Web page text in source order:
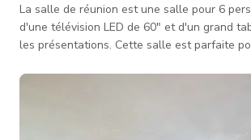
La salle de réunion est une salle pour 6
d'une télévision LED de 60" et d'un grand
les présentations. Cette salle est parfaite
dans la salle & WIFI toujours inclus. N'hésitez pas à nous
contacter si vous avez des questions OU si
commercial Harbour Village - The Fresh